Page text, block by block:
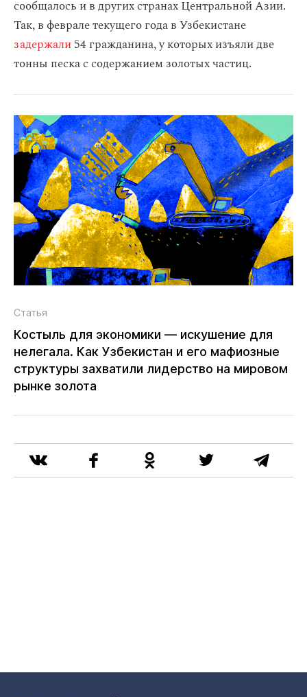
сообщалось и в других странах Центральной Азии.
Так, в феврале текущего года в Узбекистане
задержали54 гражданина, у которых изъяли две
тонны песка с содержанием золотых частиц.
Статья
Костыль для экономики — искушение для
нелегала. Как Узбекистан и его мафиозные
структуры захватили лидерство на мировом
рынке золота